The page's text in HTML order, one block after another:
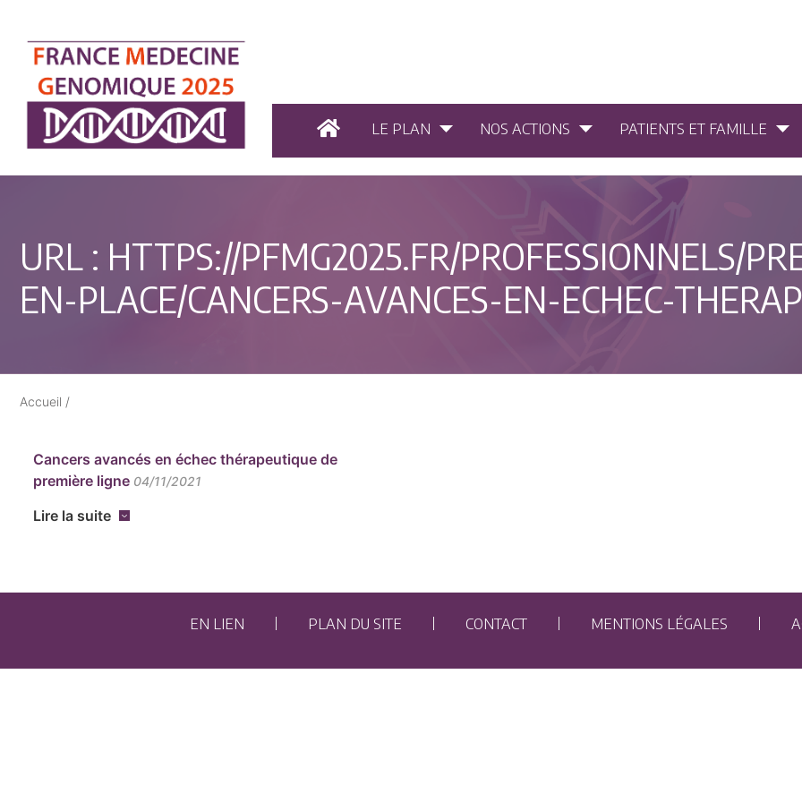
LE PLAN NOS ACTIONS PATIENTS ET FAMILLE
URL : HTTPS://PFMG2025.FR/PROFESSIONNELS/
EN-PLACE/CANCERS-AVANCES-EN-ECHEC-
Accueil /
Cancers avancés en échec thérapeutique de
première ligne 04/11/2021
Lire la suite
EN LIEN PLAN DU SITE CONTACT MENTIONS LÉGALES